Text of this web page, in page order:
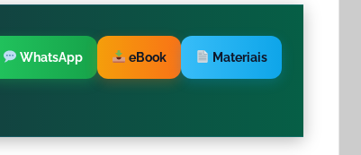
WhatsApp eBook Materiais